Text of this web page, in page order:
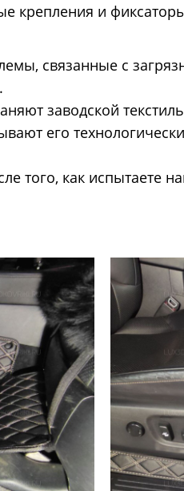
крепления и
связанные с
заводской
его
того, как испытаете